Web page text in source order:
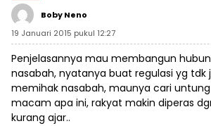
Boby Neno
19 Januari 2015 pukul 12:27
Penjelasannya mau membangun
nasabah, nyatanya buat regulasi yg tdk
memihak nasabah, maunya cari untung
macam apa ini, rakyat makin diperas
kurang ajar..